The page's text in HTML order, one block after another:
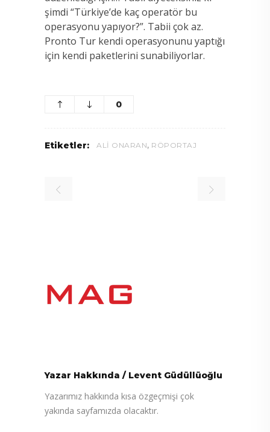
şimdi “Türkiye’de kaç operatör bu
operasyonu yapıyor?”. Tabii çok az.
Pronto Tur kendi operasyonunu yaptığı
için kendi paketlerini sunabiliyorlar.
0
Etiketler: ALI ONARAN, RÖPORTAJ
Yazar Hakkında / Levent Güdüllüoğlu
Yazarımız hakkında kısa özgeçmişi çok
yakında sayfamızda olacaktır.